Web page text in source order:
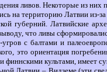
ливов. Некоторые из них
на территорию Латвии из-
губерний. Латвийские
что ливы
с балтами и
это ориентация
финнскими культами, имеет